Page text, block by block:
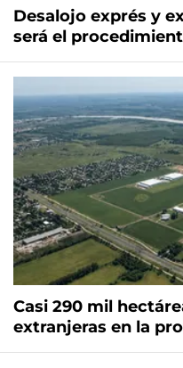
Desalojo exprés y
será el
Casi 290 mil
extranjeras en la